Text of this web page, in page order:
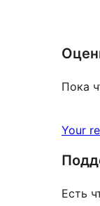
Пока
Your
Есть